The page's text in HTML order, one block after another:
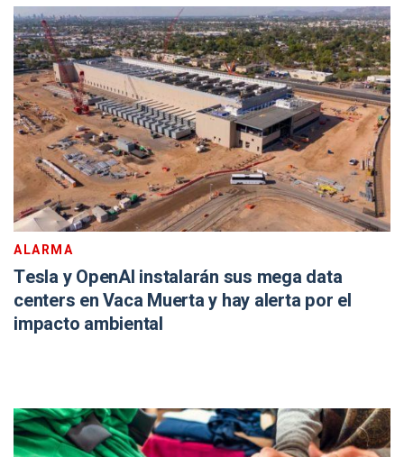
ALARMA
Tesla y OpenAI instalarán sus mega data
centers en Vaca Muerta y hay alerta por el
impacto ambiental